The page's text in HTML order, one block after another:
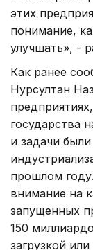
этих
понимание,
улучшать», -
Как ранее
Нурсултан
государства
и задачи
прошлом
внимание на
запущенных
150
загрузкой